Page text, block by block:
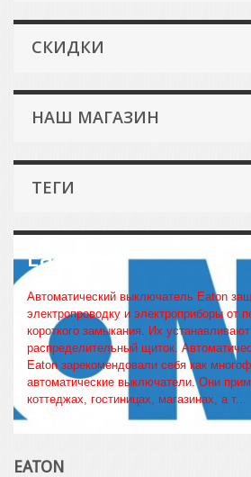
СКИДКИ
НАШ МАГАЗИН
ТЕГИ
Eaton
Автоматический выключатель Eaton
электропроводку и электроприборы от
короткого замыкания. Их
распределительный щиток.
Eaton зарекомендовали себя как
автоматические выключатели. Они
коттеджах, гостиницах, магазинах, а т...
Еще
EATON